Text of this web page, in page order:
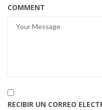
COMMENT
RECIBIR UN CORREO